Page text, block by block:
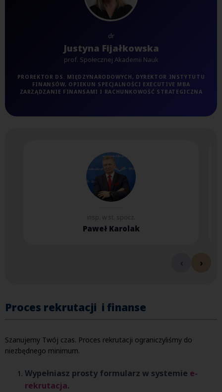
dr
Justyna Fijałkowska
prof. Społecznej Akademii Nauk
PROREKTOR DS. MIĘDZYNARODOWYCH, DYREKTOR INSTYTUTU
FINANSÓW, OPIEKUN SPECJALNOŚCI EXECUTIVE MBA
ZARZĄDZANIE FINANSAMI I RACHUNKOWOŚĆ STRATEGICZNA
insp. w st. spocz.
Paweł Karolak
›
Proces rekrutacji i finanse
Szanujemy Twój czas. Proces rekrutacji ograniczyliśmy do
niezbędnego minimum.
Wypełniasz prosty formularz w systemie e-
rekrutacja.